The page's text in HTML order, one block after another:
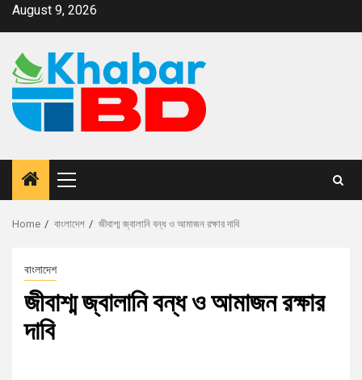
August 9, 2026
Home বাংলাদেশ জীবাশ্ম জ্বালানি বন্ধ ও আমাজন রক্ষার দাবি
বাংলাদেশ
জীবাশ্ম জ্বালানি বন্ধ ও আমাজন রক্ষার
দাবি